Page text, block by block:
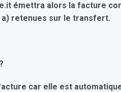
émettra alors la facture
a) retenues sur le transfert.
car elle est